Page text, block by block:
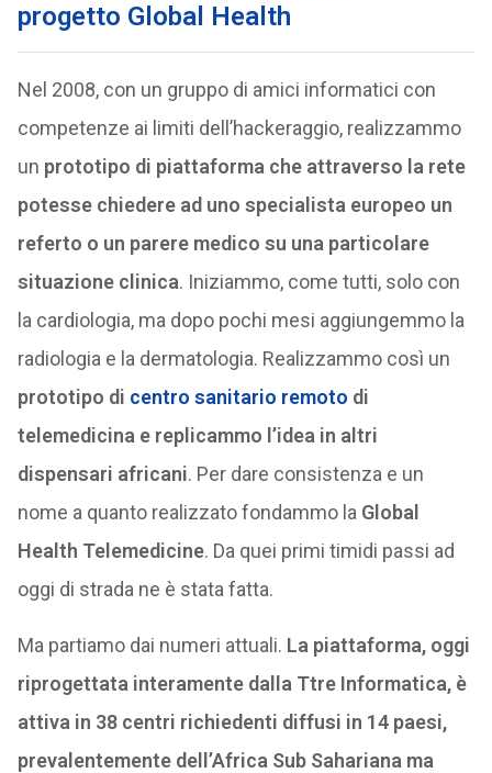
progetto Global Health
Nel 2008, con un gruppo di amici informatici con
competenze ai limiti dell’hackeraggio, realizzammo
un prototipo di piattaforma che attraverso la rete
potesse chiedere ad uno specialista europeo un
referto o un parere medico su una particolare
situazione clinica. Iniziammo, come tutti, solo con
la cardiologia, ma dopo pochi mesi aggiungemmo la
radiologia e la dermatologia. Realizzammo così un
prototipo di centro sanitario remoto di
telemedicina e replicammo l’idea in altri
dispensari africani. Per dare consistenza e un
nome a quanto realizzato fondammo la Global
Health Telemedicine. Da quei primi timidi passi ad
oggi di strada ne è stata fatta.
Ma partiamo dai numeri attuali. La piattaforma, oggi
riprogettata interamente dalla Ttre Informatica, è
attiva in 38 centri richiedenti diffusi in 14 paesi,
prevalentemente dell’Africa Sub Sahariana ma